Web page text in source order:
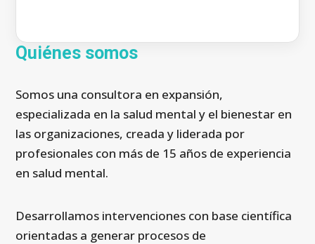
Quiénes somos
Somos una consultora en expansión,
especializada en la salud mental y el bienestar en
las organizaciones, creada y liderada por
profesionales con más de 15 años de experiencia
en salud mental.
Desarrollamos intervenciones con base científica
orientadas a generar procesos de